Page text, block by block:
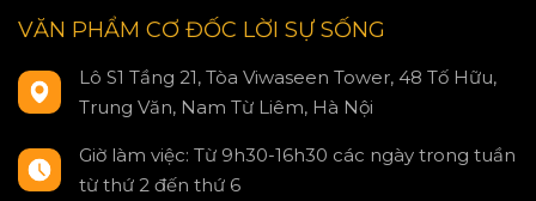
VĂN PHẨM CƠ ĐỐC LỜI SỰ SỐNG
Lô S1 Tầng 21, Tòa Viwaseen Tower, 48 Tố Hữu,
Trung Văn, Nam Từ Liêm, Hà Nội
Giờ làm việc: Từ 9h30-16h30 các ngày trong tuần
từ thứ 2 đến thứ 6